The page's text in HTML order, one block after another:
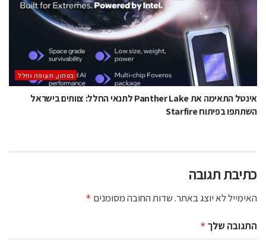
בטחון, תעופה וחלל
אינטל התאימה את Panther Lake לתנאי החלל: צוותים בישראל
השתתפו בפיתוח Starfire
כתיבת תגובה
האימייל לא יוצג באתר.שדות החובה מסומנים *
התגובה שלך *